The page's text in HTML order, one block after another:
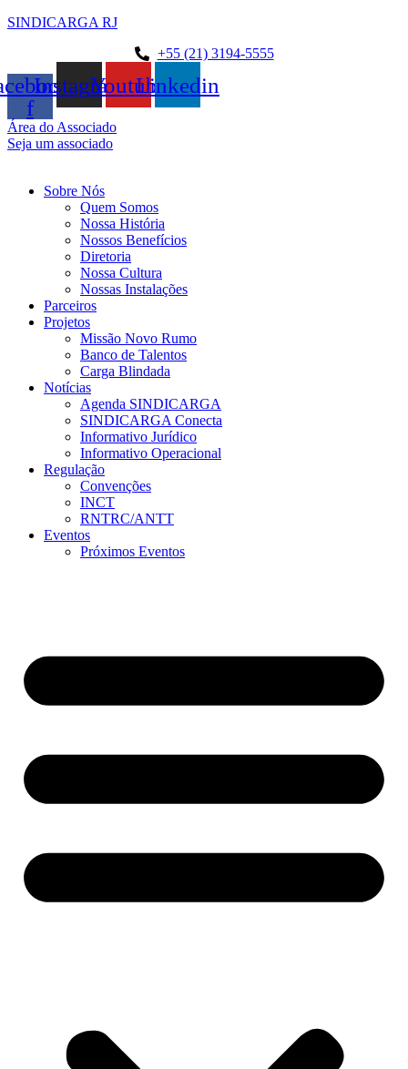
SINDICARGA RJ
+55 (21) 3194-5555
f
InstagramYoutubeLinkedin
Área do Associado
Seja um associado
Sobre Nós
Quem Somos
Nossa História
Nossos Benefícios
Diretoria
Nossa Cultura
Nossas Instalações
Parceiros
Projetos
Missão Novo Rumo
Banco de Talentos
Carga Blindada
Notícias
Agenda SINDICARGA
SINDICARGA Conecta
Informativo Jurídico
Informativo Operacional
Regulação
Convenções
INCT
RNTRC/ANTT
Eventos
Próximos Eventos